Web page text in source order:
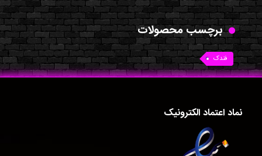
برچسب محصولات
فندک
نماد اعتماد الکترونیک